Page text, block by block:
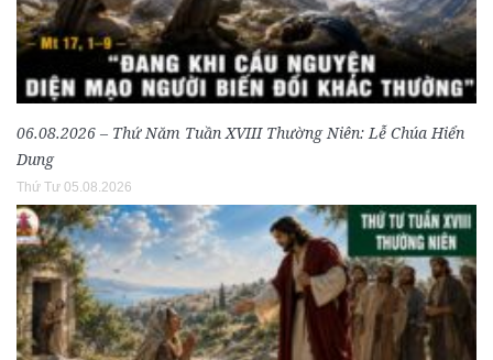
06.08.2026 – Thứ Năm Tuần XVIII Thường Niên: Lễ Chúa Hiển
Dung
Thứ Tư 05.08.2026